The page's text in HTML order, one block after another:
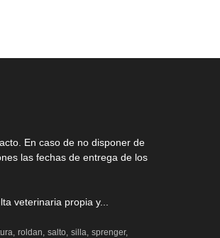
En caso de no disponer de
las fechas de entrega de los
veterinaria propia y...
roldan salto silla sprenger